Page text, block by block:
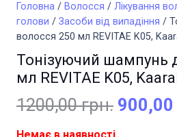
Головна / Волосся / Лікування
голови / Засоби від випадіння /
волосся 250 мл REVITAE K05,
Тонізуючий шампунь
мл REVITAE K05,
1200,00грн. 900,00
Немає в наявності